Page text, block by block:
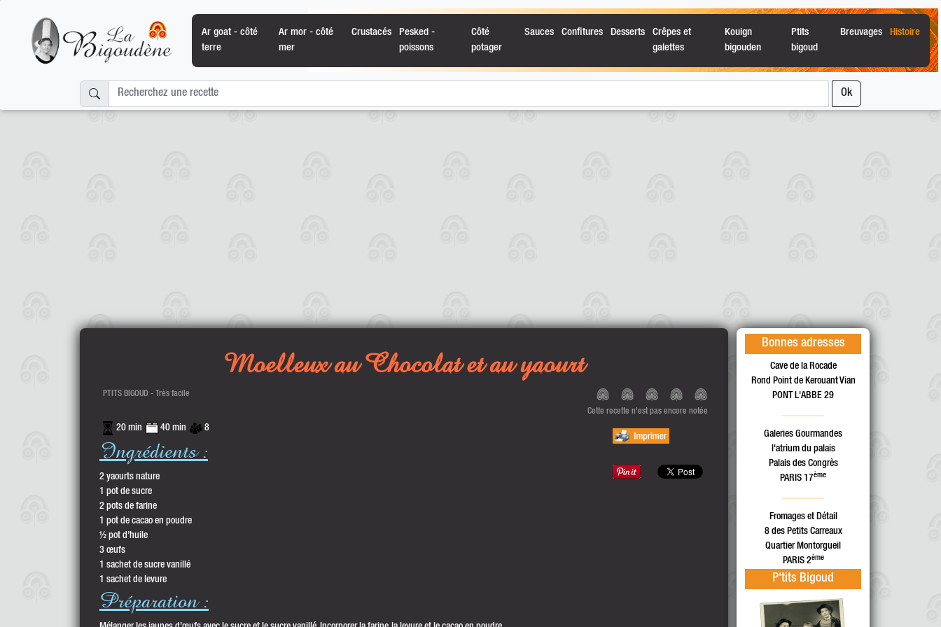
Ar goat - côté
terre
Ar mor - côté
mer
Crustacés
Pesked -
poissons
Côté
potager
Sauces Confitures Desserts
Crêpes et
galettes
Kouign
bigouden
Ptits
bigoud
Breuvages Histoire
Ok
Moelleux au Chocolat et au yaourt
PTITS BIGOUD - Très facile
Cette recette n'est pas encore notée
20 min 40 min 8
Ingrédients :
2 yaourts nature
1 pot de sucre
2 pots de farine
1 pot de cacao en poudre
½ pot d’huile
3 œufs
1 sachet de sucre vanillé
1 sachet de levure
Préparation :
Bonnes adresses
Cave de la Rocade
Rond Point de Kerouant Vian
PONT L'ABBE 29
Galeries Gourmandes
l'atrium du palais
Palais des Congrès
PARIS 17ème
Fromages et Détail
8 des Petits Carreaux
Quartier Montorgueil
PARIS 2ème
P'tits Bigoud